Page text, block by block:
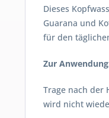
Dieses
Guarana und
für den
Zur
Trage nach der
wird nicht